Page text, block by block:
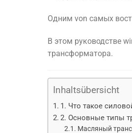
Одним von самых
В этом руководстве
трансформатора.
Inhaltsübersicht
1. Что такое
2. Основные типы
Масляный